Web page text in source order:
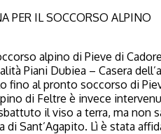
PER IL SOCCORSO ALPINO
alpino di Pieve di
Piani Dubiea – Casera
fino al pronto soccorso di
di Feltre è invece
il viso a terra, ma
di Sant’Agapito. Lì è stata